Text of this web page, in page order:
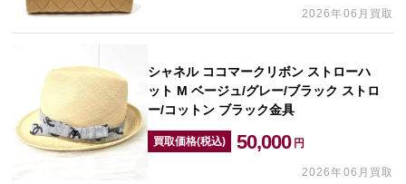
2026年06月買取
シャネル ココマークリボン ストローハ
ット M ベージュ/グレー/ブラック ストロ
ー/コットン ブラック金具
買取価格(税込) 50,000 円
2026年06月買取